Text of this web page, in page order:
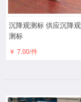
沉降观测标 供应沉降观
测标
￥ 7.00/件